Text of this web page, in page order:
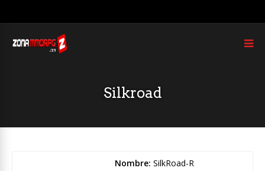
Silkroad
Nombre: SilkRoad-R